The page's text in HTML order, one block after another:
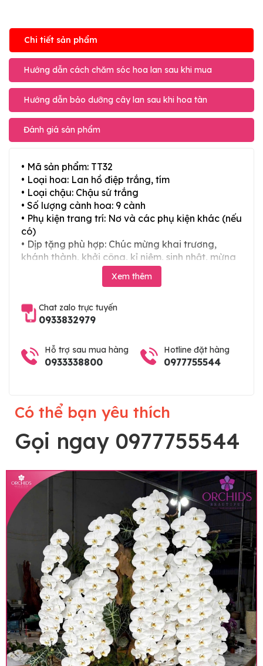
Chi tiết sản phẩm
Hướng dẫn cách chăm sóc hoa lan sau khi mua
Hướng dẫn bảo dưỡng cây lan sau khi hoa tàn
Đánh giá sản phẩm
• Mã sản phẩm: TT32
• Loại hoa: Lan hồ điệp trắng, tím
• Loại chậu: Chậu sứ trắng
• Số lượng cành hoa: 9 cành
• Phụ kiện trang trí: Nơ và các phụ kiện khác (nếu
có)
• Dịp tặng phù hợp: Chúc mừng khai trương,
khánh thành, khởi công, kỉ niệm, sinh nhật, mừng
thọ, mừng cưới, tân gia và các ngày lễ tết trong
Lưu ý trước khi đặt hàng
• Về cây hoa: Một chậu hoa lan hồ điệp đẹp và
hoàn chỉnh sẽ được phối ghép từ nhiều cây hoa
và tạo dáng hoàn toàn thủ công nên có thể sẽ
khác nhau đôi chút giữa sản phẩm thực tế và
Xem thêm
Chat zalo trực tuyến
0933832979
Hỗ trợ sau mua hàng
0933338800
Hotline đặt hàng
0977755544
Có thể bạn yêu thích
Gọi ngay 0977755544